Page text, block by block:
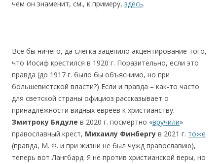
чем он знаменит, см., к примеру, здесь.
Всё бы ничего, да слегка зацепило акцентирование того,
что Иосиф крестился в 1920 г. Поразительно, если это
правда (до 1917 г. было бы объяснимо, но при
большевистской власти?) Если и правда – как-то часто
для светской страны официоз рассказывает о
принадлежности видных евреев к христианству.
Змитроку Бядуле в 2020 г. посмертно «вручили»
православный крест, Михаилу Финбергу в 2021 г. тоже
(правда, М. Ф. и при жизни не был чужд православию),
теперь вот Лангбард. Я не против христианской веры, но